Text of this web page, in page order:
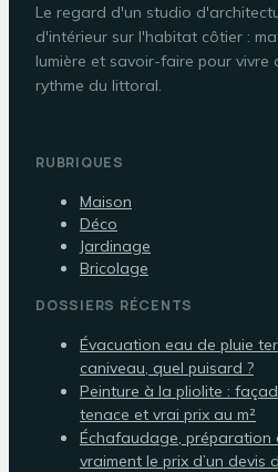
Le regard d'un studio
d'intérieur sur l'habitat côtier :
lumière et savoir-faire pour vivre
rythme du littoral.
RUBRIQUES
Maison
Déco
Jardinage
Bricolage
DOSSIERS RÉCENTS
Évacuation eau de pluie
caniveau, quel puisard ?
Peinture à la pliolite :
tenace et vrai prix au m²
Échafaudage,
vraiment le prix d’un